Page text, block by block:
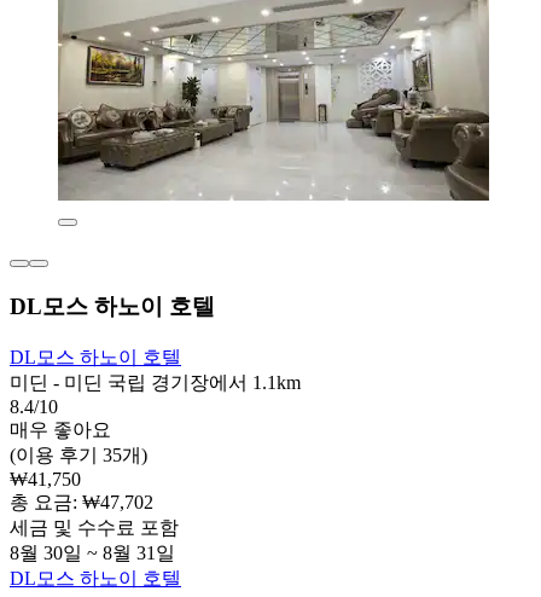
DL모스 하노이 호텔
DL모스 하노이 호텔
미딘 - 미딘 국립 경기장에서 1.1km
8.4/10
매우 좋아요
(이용 후기 35개)
₩41,750
총 요금: ₩47,702
세금 및 수수료 포함
8월 30일 ~ 8월 31일
DL모스 하노이 호텔